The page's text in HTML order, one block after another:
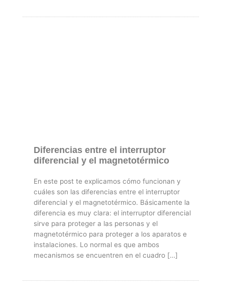
Diferencias entre el interruptor
diferencial y el magnetotérmico
En este post te explicamos cómo funcionan y
cuáles son las diferencias entre el interruptor
diferencial y el magnetotérmico. Básicamente la
diferencia es muy clara: el interruptor diferencial
sirve para proteger a las personas y el
magnetotérmico para proteger a los aparatos e
instalaciones. Lo normal es que ambos
mecanismos se encuentren en el cuadro […]